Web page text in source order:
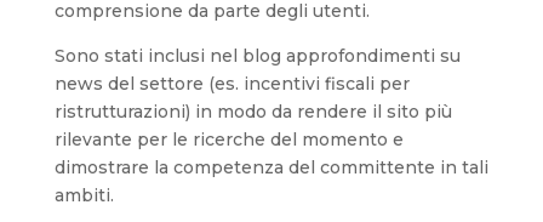
comprensione da parte degli utenti.
Sono stati inclusi nel blog approfondimenti su
news del settore (es. incentivi fiscali per
ristrutturazioni) in modo da rendere il sito più
rilevante per le ricerche del momento e
dimostrare la competenza del committente in tali
ambiti.